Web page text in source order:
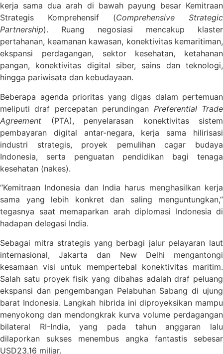
kerja sama dua arah di bawah payung besar Kemitraan
Strategis Komprehensif (Comprehensive Strategic
Partnership). Ruang negosiasi mencakup klaster
pertahanan, keamanan kawasan, konektivitas kemaritiman,
ekspansi perdagangan, sektor kesehatan, ketahanan
pangan, konektivitas digital siber, sains dan teknologi,
hingga pariwisata dan kebudayaan.
Beberapa agenda prioritas yang digas dalam pertemuan
meliputi draf percepatan perundingan Preferential Trade
Agreement (PTA), penyelarasan konektivitas sistem
pembayaran digital antar-negara, kerja sama hilirisasi
industri strategis, proyek pemulihan cagar budaya
Indonesia, serta penguatan pendidikan bagi tenaga
kesehatan (nakes).
“Kemitraan Indonesia dan India harus menghasilkan kerja
sama yang lebih konkret dan saling menguntungkan,”
tegasnya saat memaparkan arah diplomasi Indonesia di
hadapan delegasi India.
Sebagai mitra strategis yang berbagi jalur pelayaran laut
internasional, Jakarta dan New Delhi mengantongi
kesamaan visi untuk mempertebal konektivitas maritim.
Salah satu proyek fisik yang dibahas adalah draf peluang
ekspansi dan pengembangan Pelabuhan Sabang di ujung
barat Indonesia. Langkah hibrida ini diproyeksikan mampu
menyokong dan mendongkrak kurva volume perdagangan
bilateral RI-India, yang pada tahun anggaran lalu
dilaporkan sukses menembus angka fantastis sebesar
USD23,16 miIiar.